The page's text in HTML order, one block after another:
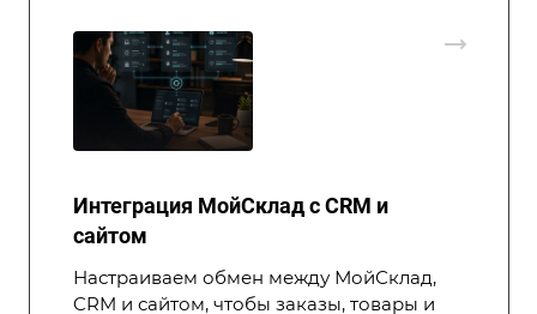
Интеграция МойСклад с CRM и
сайтом
Настраиваем обмен между МойСклад,
CRM и сайтом, чтобы заказы, товары и